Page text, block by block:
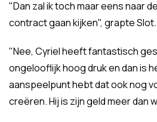
"Dan zal ik toch maar eens naar
contract gaan kijken", grapte Slot.
"Nee, Cyriel heeft fantastisch
ongelooflijk hoog druk en dan is
aanspeelpunt hebt dat ook nog
creëren. Hij is zijn geld meer dan